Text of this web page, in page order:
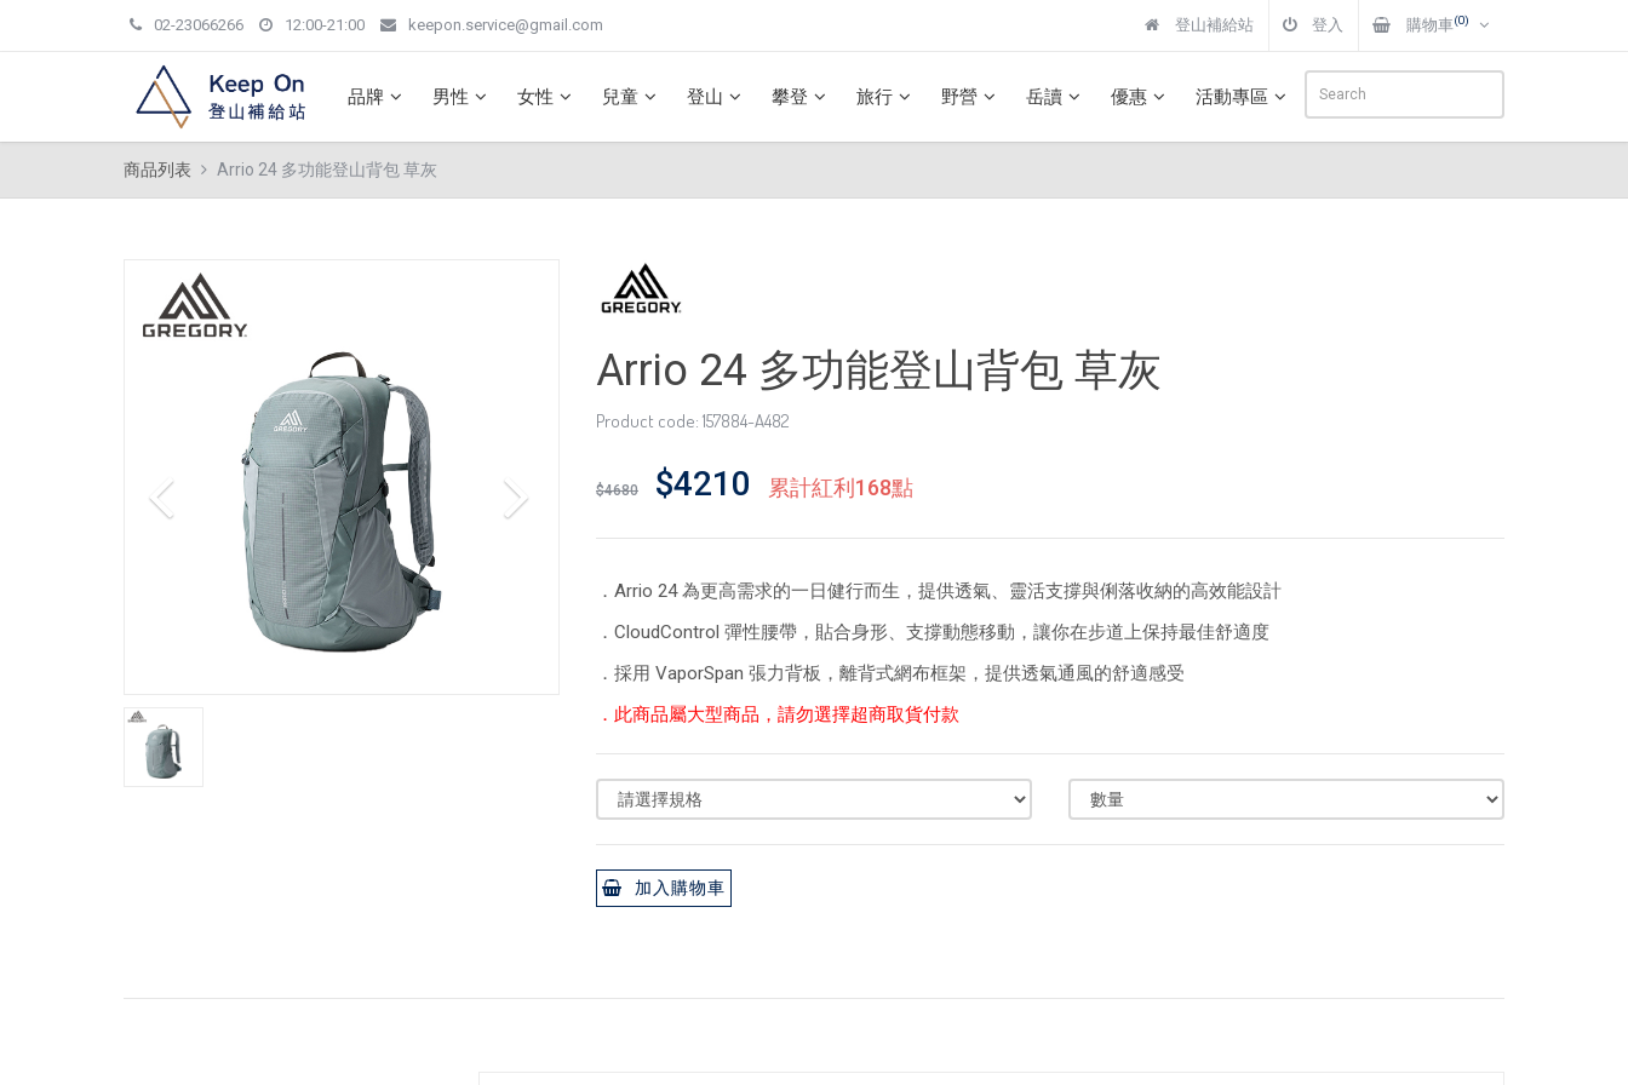
02-23066266 12:00-21:00 keepon.service@gmail.com 登山補給站 登入 購物車(0)
品牌 男性 女性 兒童 登山 攀登 旅行 野營 岳讀 優惠 活動專區
商品列表 Arrio 24 多功能登山背包 草灰
Arrio 24 多功能登山背包 草灰
Product code: 157884-A482
$4680 $4210 累計紅利168點
．Arrio 24 為更高需求的一日健行而生，提供透氣、靈活支撐與俐落收納的高效能設計
．CloudControl 彈性腰帶，貼合身形、支撐動態移動，讓你在步道上保持最佳舒適度
．採用 VaporSpan 張力背板，離背式網布框架，提供透氣通風的舒適感受
．此商品屬大型商品，請勿選擇超商取貨付款
加入購物車